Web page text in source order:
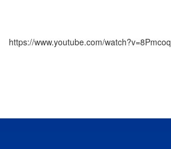
https://www.youtube.com/